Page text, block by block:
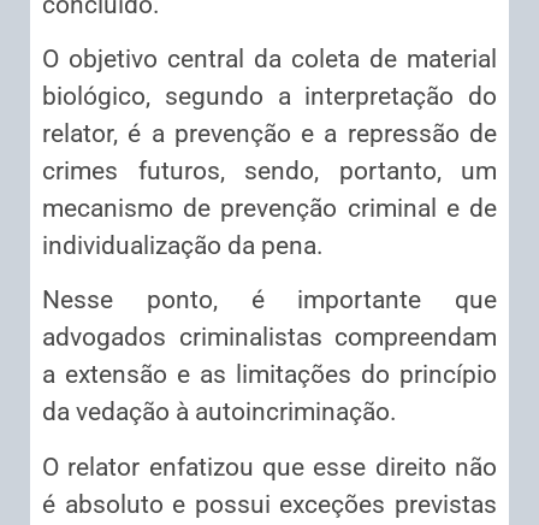
O objetivo central da coleta de material
biológico, segundo a interpretação do
relator, é a prevenção e a repressão de
crimes futuros, sendo, portanto, um
mecanismo de prevenção criminal e de
individualização da pena.
Nesse ponto, é importante que
advogados criminalistas compreendam
a extensão e as limitações do princípio
da vedação à autoincriminação.
O relator enfatizou que esse direito não
é absoluto e possui exceções previstas